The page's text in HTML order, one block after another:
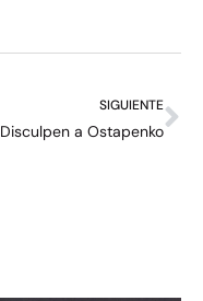
SIGUIENTE
Disculpen a Ostapenko